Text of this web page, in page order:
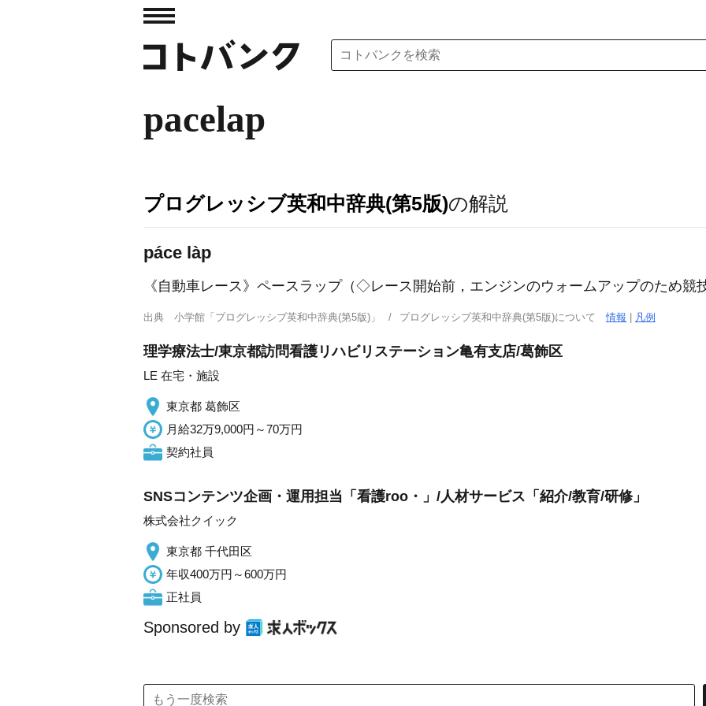
pacelap
プログレッシブ英和中辞典(第5版)の解説
páce làp
《自動車レース》 ペースラップ（◇レース開始前，エンジンのウォームアップのため競
出典 小学館「プログレッシブ英和中辞典(第5版)」 プログレッシブ英和中辞典(第5版)について情報 凡例
理学療法士/東京都訪問看護リハビリステーション亀有支店/葛飾区
LE 在宅・施設
東京都 葛飾区
月給32万9,000円～70万円
契約社員
SNSコンテンツ企画・運用担当「看護roo・」/人材サービス「紹介/教育/研修」
株式会社クイック
東京都 千代田区
年収400万円～600万円
正社員
Sponsored by